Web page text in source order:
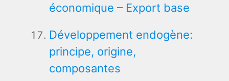
économique – Export base
Développement endogène:
principe, origine,
composantes